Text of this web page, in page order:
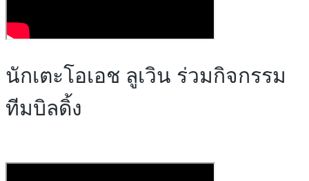
นักเตะโอเอช ลูเวิน ร่วมกิจกรรม
ทีมบิลดิ้ง